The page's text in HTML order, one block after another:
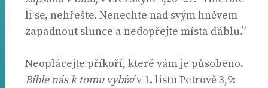
li se, nehřešte. Nenechte nad svým hněvem
zapadnout slunce a nedopřejte místa ďáblu.”
Neoplácejte příkoří, které vám je působeno.
Bible nás k tomu vybízív 1. listu Petrově 3,9: